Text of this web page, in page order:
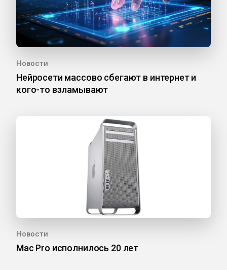
Новости
Нейросети массово сбегают в интернет и
кого-то взламывают
Новости
Mac Pro исполнилось 20 лет